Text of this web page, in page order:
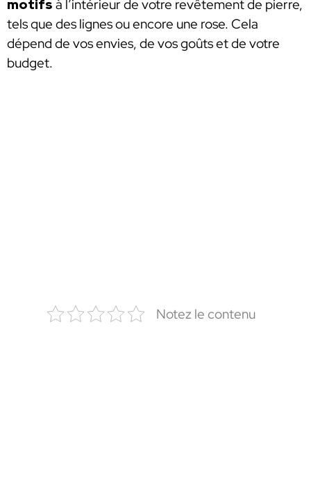
motifs à l’intérieur de votre revêtement de pierre,
tels que des lignes ou encore une rose. Cela
dépend de vos envies, de vos goûts et de votre
budget.
Notez le contenu